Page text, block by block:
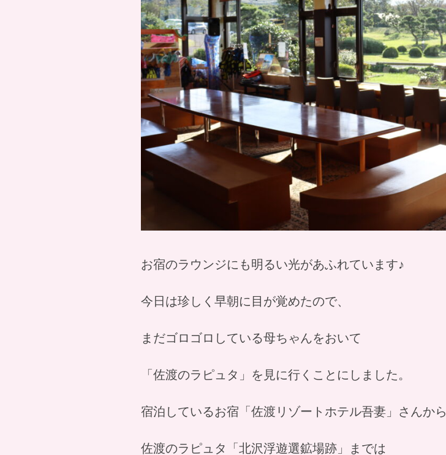
お宿のラウンジにも明るい光があふれています♪
今日は珍しく早朝に目が覚めたので、
まだゴロゴロしている母ちゃんをおいて
「佐渡のラピュタ」を見に行くことにしました。
宿泊しているお宿「佐渡リゾートホテル吾妻」さんから
佐渡のラピュタ「北沢浮遊選鉱場跡」までは